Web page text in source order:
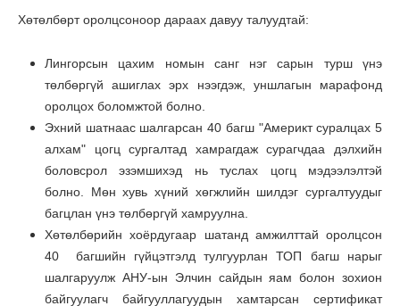
Хөтөлбөрт оролцсоноор дараах давуу талуудтай:
Лингорсын цахим номын санг нэг сарын турш үнэ
төлбөргүй ашиглах эрх нээгдэж, уншлагын марафонд
оролцох боломжтой болно.
Эхний шатнаас шалгарсан 40 багш "Америкт суралцах 5
алхам" цогц сургалтад хамрагдаж сурагчдаа дэлхийн
боловсрол эзэмшихэд нь туслах цогц мэдээлэлтэй
болно. Мөн хувь хүний хөгжлийн шилдэг сургалтуудыг
багцлан үнэ төлбөргүй хамруулна.
Хөтөлбөрийн хоёрдугаар шатанд амжилттай оролцсон
40 багшийн гүйцэтгэлд тулгуурлан ТОП багш нарыг
шалгаруулж АНУ-ын Элчин сайдын яам болон зохион
байгуулагч байгууллагуудын хамтарсан сертификат